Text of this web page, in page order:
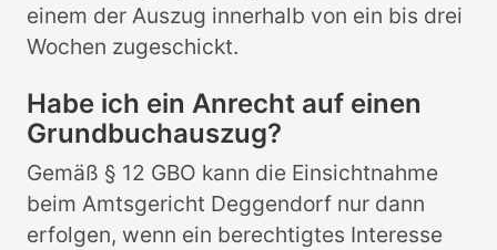
einem der Auszug innerhalb von ein bis drei
Wochen zugeschickt.
Habe ich ein Anrecht auf einen
Grundbuchauszug?
Gemäß § 12 GBO kann die Einsichtnahme
beim Amtsgericht Deggendorf nur dann
erfolgen, wenn ein berechtigtes Interesse